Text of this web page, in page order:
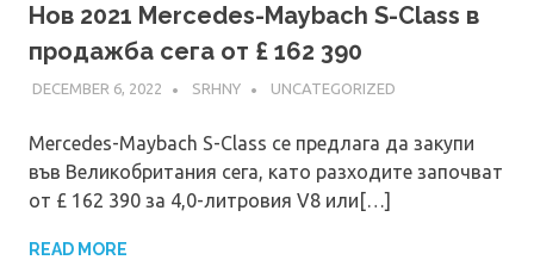
Нов 2021 Mercedes-Maybach S-Class в
продажба сега от £ 162 390
DECEMBER 6, 2022 SRHNY UNCATEGORIZED
Mercedes-Maybach S-Class се предлага да закупи
във Великобритания сега, като разходите започват
от £ 162 390 за 4,0-литровия V8 или[…]
READ MORE